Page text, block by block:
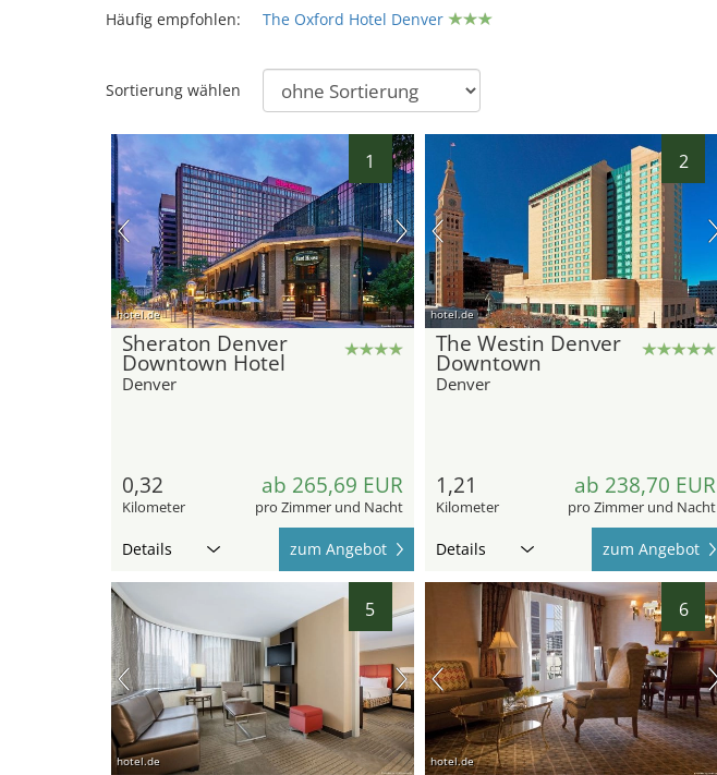
Häufig empfohlen:
The Oxford Hotel Denver
Sortierung wählen
1
hotel.de
Sheraton Denver
Downtown Hotel
Denver
0,32
Kilometer
ab 265,69 EUR
pro Zimmer und Nacht
Details zum Angebot
2
hotel.de
The Westin Denver
Downtown
Denver
1,21
Kilometer
ab 238,70 EUR
pro Zimmer und Nacht
Details zum Angebot
5
hotel.de
6
hotel.de